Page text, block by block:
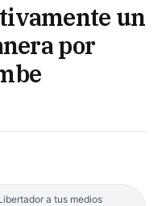
un
por
a tus medios